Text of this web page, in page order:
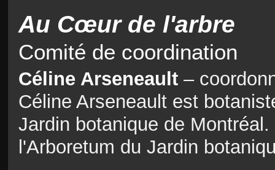
Au Cœur de l'arbre
Comité de coordination
Céline Arseneault –
Céline Arseneault est
Jardin botanique de
l'Arboretum du Jardin